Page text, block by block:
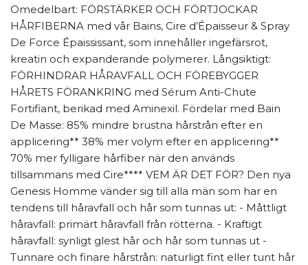
Omedelbart: FÖRSTÄRKER OCH FÖRTJOCKAR
HÅRFIBERNA med vår Bains, Cire d’Épaisseur & Spray
De Force Épaississant, som innehåller ingefärsrot,
kreatin och expanderande polymerer. Långsiktigt:
FÖRHINDRAR HÅRAVFALL OCH FÖREBYGGER
HÅRETS FÖRANKRING med Sérum Anti-Chute
Fortifiant, berikad med Aminexil. Fördelar med Bain
De Masse: 85% mindre brustna hårstrån efter en
applicering** 38% mer volym efter en applicering**
70% mer fylligare hårfiber när den används
tillsammans med Cire**** VEM ÄR DET FÖR? Den nya
Genesis Homme vänder sig till alla män som har en
tendens till håravfall och hår som tunnas ut: - Måttligt
håravfall: primärt håravfall från rötterna. - Kraftigt
håravfall: synligt glest hår och hår som tunnas ut -
Tunnare och finare hårstrån: naturligt fint eller tunt hår